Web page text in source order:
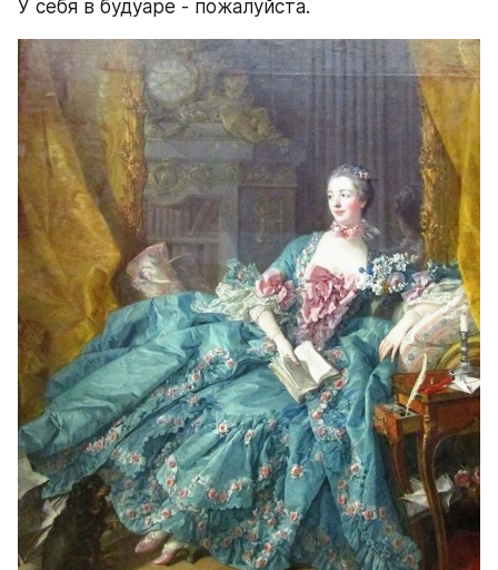
У себя в будуаре - пожалуйста.